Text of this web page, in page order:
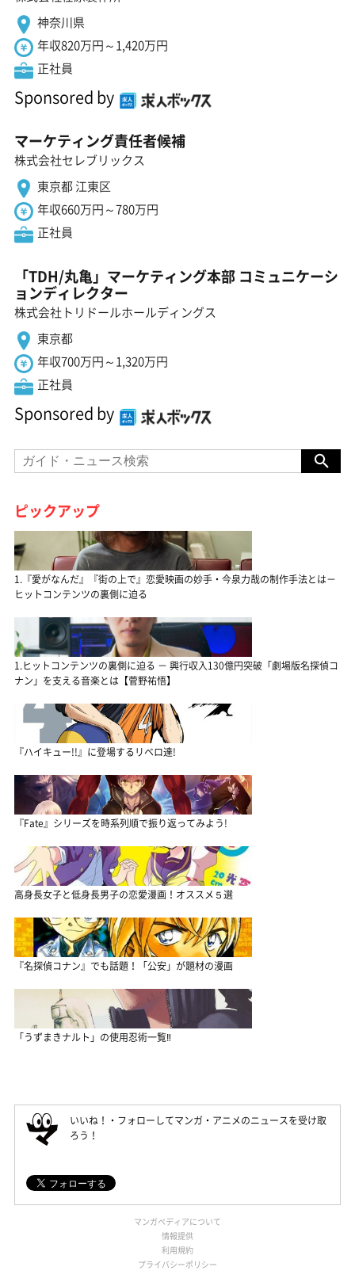
神奈川県
年収820万円～1,420万円
正社員
Sponsored by
マーケティング責任者候補
株式会社セレブリックス
東京都 江東区
年収660万円～780万円
正社員
「TDH/丸亀」マーケティング本部 コミュニケーシ
ョンディレクター
株式会社トリドールホールディングス
東京都
年収700万円～1,320万円
正社員
Sponsored by
ピックアップ
1.『愛がなんだ』『街の上で』恋愛映画の妙手・今泉力哉の制作手法とは－
ヒットコンテンツの裏側に迫る
1.ヒットコンテンツの裏側に迫る － 興行収入130億円突破「劇場版名探偵コ
ナン」を支える音楽とは【菅野祐悟】
『ハイキュー!!』に登場するリベロ達!
『Fate』シリーズを時系列順で振り返ってみよう!
高身長女子と低身長男子の恋愛漫画！オススメ５選
『名探偵コナン』でも話題！「公安」が題材の漫画
「うずまきナルト」の使用忍術一覧‼
いいね！・フォローしてマンガ・アニメのニュースを受け取
ろう！
マンガペディアについて
情報提供
利用規約
プライバシーポリシー